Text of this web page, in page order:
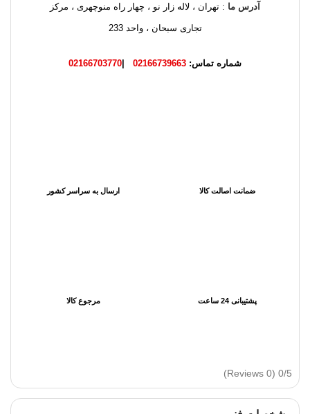
آدرس ما : تهران ، لاله زار نو ، چهار راه منوچهری ، مرکز
تجاری سبحان ، واحد 233
شماره تماس: 02166739663
02166703770
ضمانت اصالت کالا ارسال به سراسر کشور
پشتیبانی 24 ساعت مرجوع کالا
0/5
(0 Reviews)